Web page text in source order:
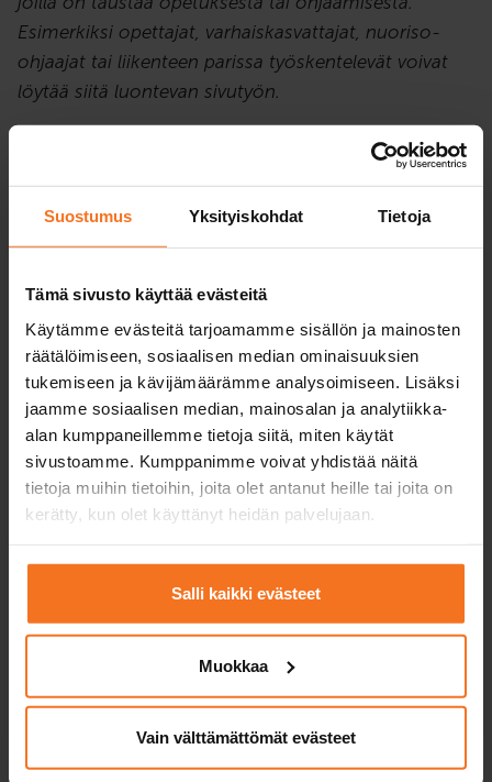
Suostumus Yksityiskohdat Tietoja
Tämä sivusto käyttää evästeitä
Käytämme evästeitä tarjoamamme sisällön ja mainosten
räätälöimiseen, sosiaalisen median ominaisuuksien
tukemiseen ja kävijämäärämme analysoimiseen. Lisäksi
jaamme sosiaalisen median, mainosalan ja analytiikka-
alan kumppaneillemme tietoja siitä, miten käytät
sivustoamme. Kumppanimme voivat yhdistää näitä
tietoja muihin tietoihin, joita olet antanut heille tai joita on
kerätty, kun olet käyttänyt heidän palvelujaan.
Salli kaikki evästeet
Muokkaa
Vain välttämättömät evästeet
Esimerkiksi opettajat, varhaiskasvattajat, nuoriso-
ohjaajat tai liikenteen parissa työskentelevät voivat
löytää siitä luontevan sivutyön.
Itselleni liikenneopettajuus on tuonut uusia
merkitys on korostunut ja olen saanut uusia tapoja
opintojen myötä, vaikka sekä oppilaitoksen että
CAPin järjestelmiin perehtyminen on vaatinut aikaa ja
aktiivista opettelua.
Kokonaisuutena liikenneopettajaksi opiskelu on
tarjonnut juuri sellaista vaihtelua ja kehittymisen
mahdollisuutta, jota olin kaivannut. Se on tuonut
arkeen uudenlaista sisältöä ja avannut
mahdollisuuden rakentaa työelämää joustavammin
päätyön rinnalla.